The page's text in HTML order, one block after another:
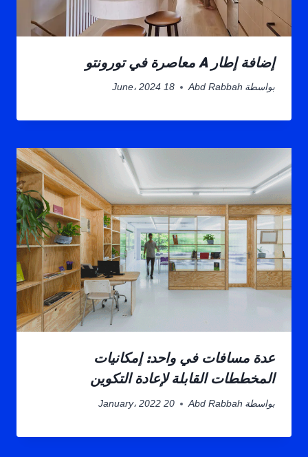
إضافة إطار A معاصرة في تورونتو
بواسطة Abd Rabbah 18 June، 2024
عدة مسافات في واحد: إمكانيات
المخططات القابلة لإعادة التكوين
بواسطة Abd Rabbah 20 January، 2022